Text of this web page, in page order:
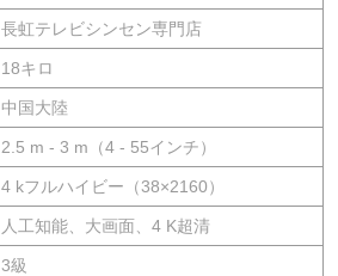
長虹テレビシンセン専門店
18キロ
中国大陸
2.5 m - 3 m（4 - 55インチ）
4 kフルハイビー（38×2160）
人工知能、大画面、4 K超清
3級